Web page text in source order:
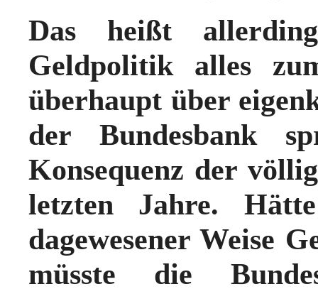
Das heißt
Geldpolitik alles
überhaupt über
der Bundesbank
Konsequenz der
letzten Jahre.
dagewesener Weise
müsste die